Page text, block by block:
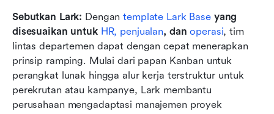
Sebutkan Lark: Dengan template Lark Base yang
disesuaikan untuk HR, penjualan, dan operasi, tim
lintas departemen dapat dengan cepat menerapkan
prinsip ramping. Mulai dari papan Kanban untuk
perangkat lunak hingga alur kerja terstruktur untuk
perekrutan atau kampanye, Lark membantu
perusahaan mengadaptasi manajemen proyek